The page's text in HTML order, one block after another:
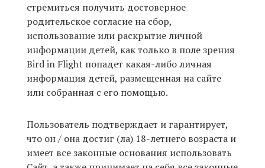
стремиться получить достоверное
родительское согласие на сбор,
использование или раскрытие личной
информации детей, как только в поле зрения
Bird in Flight попадет какая-либо личная
информация детей, размещенная на сайте
или собранная с его помощью.
Пользователь подтверждает и гарантирует,
что он / она достиг (ла) 18-летнего возраста и
имеет все законные основания использовать